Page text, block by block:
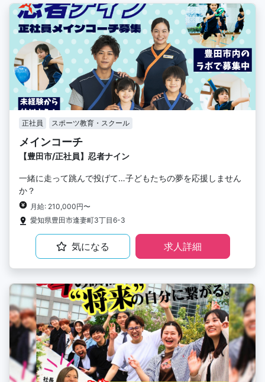
正社員 スポーツ教育・スクール
メインコーチ
【豊田市/正社員】忍者ナイン
一緒に走って跳んで投げて…子どもたちの夢を応援しません
か？
月給: 210,000円〜
愛知県豊田市逢妻町3丁目6-3
気になる 求人詳細